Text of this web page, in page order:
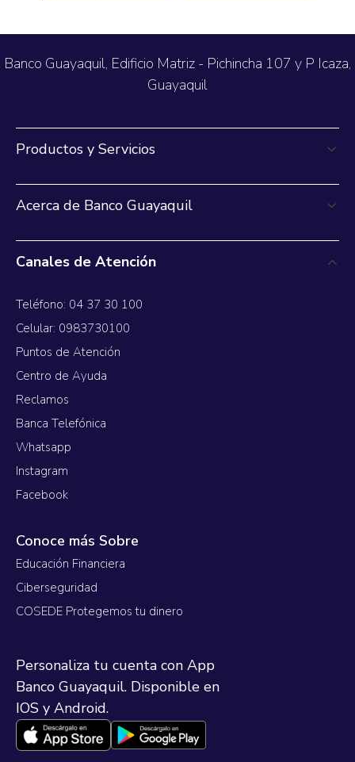
Banco Guayaquil, Edificio Matriz - Pichincha 107 y P Icaza,
Guayaquil
Productos y Servicios
Acerca de Banco Guayaquil
Canales de Atención
Teléfono: 04 37 30 100
Celular: 0983730100
Puntos de Atención
Centro de Ayuda
Reclamos
Banca Telefónica
Whatsapp
Instagram
Facebook
Conoce más Sobre
Educación Financiera
Ciberseguridad
COSEDE Protegemos tu dinero
Personaliza tu cuenta con App
Banco Guayaquil. Disponible en
IOS y Android.